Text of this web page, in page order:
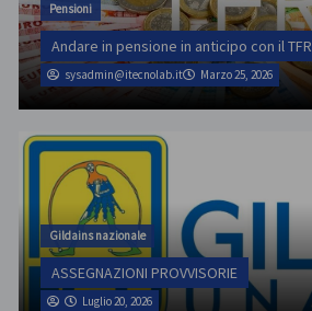
Pensioni
Andare in pensione in anticipo con il TFR
sysadmin@itecnolab.it Marzo 25, 2026
Gildains nazionale
ASSEGNAZIONI PROVVISORIE
Luglio 20, 2026